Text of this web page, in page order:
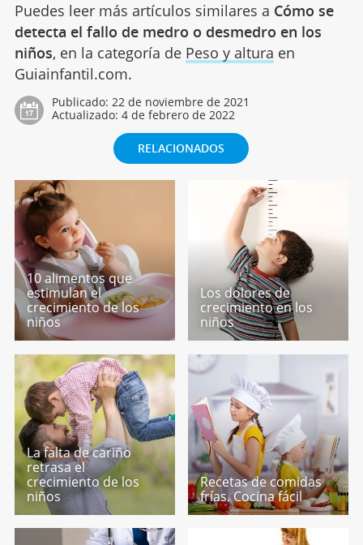
Puedes leer más artículos similares a Cómo se
detecta el fallo de medro o desmedro en los
niños, en la categoría de Peso y altura en
Guiainfantil.com.
Publicado: 22 de noviembre de 2021
Actualizado: 4 de febrero de 2022
RELACIONADOS
10 alimentos que
estimulan el
crecimiento de los
niños
Los dolores de
crecimiento en los
niños
La falta de cariño
retrasa el
crecimiento de los
niños
Recetas de comidas
frías. Cocina fácil